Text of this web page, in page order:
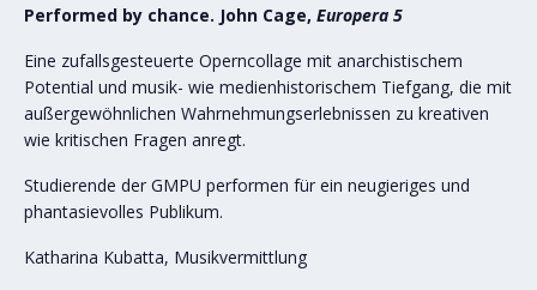
Performed by chance. John Cage, Europera 5
Eine zufallsgesteuerte Operncollage mit anarchistischem
Potential und musik- wie medienhistorischem Tiefgang, die mit
außergewöhnlichen Wahrnehmungserlebnissen zu kreativen
wie kritischen Fragen anregt.
Studierende der GMPU performen für ein neugieriges und
phantasievolles Publikum.
Katharina Kubatta, Musikvermittlung